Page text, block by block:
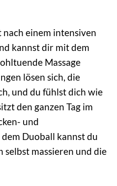
einem intensiven
kannst dir mit dem
Massage
lösen sich, die
und du fühlst dich wie
den ganzen Tag im
und
Duoball kannst du
selbst massieren und die